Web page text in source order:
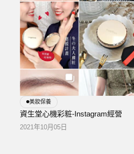
美妝保養
資生堂心機彩粧-Instagram經營
2021年10月05日